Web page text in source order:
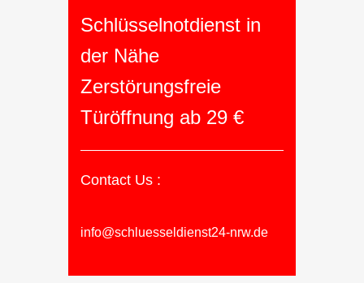
Schlüsselnotdienst in
der Nähe
Zerstörungsfreie
Türöffnung ab 29 €
Contact Us :
info@schluesseldienst24-nrw.de